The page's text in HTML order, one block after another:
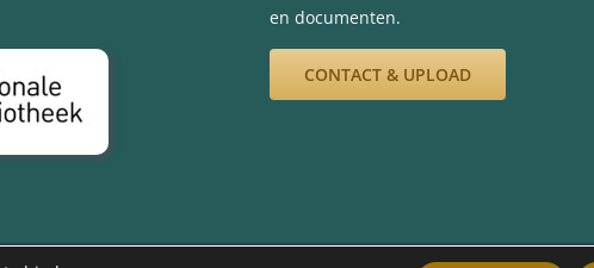
en documenten.
CONTACT & UPLOAD